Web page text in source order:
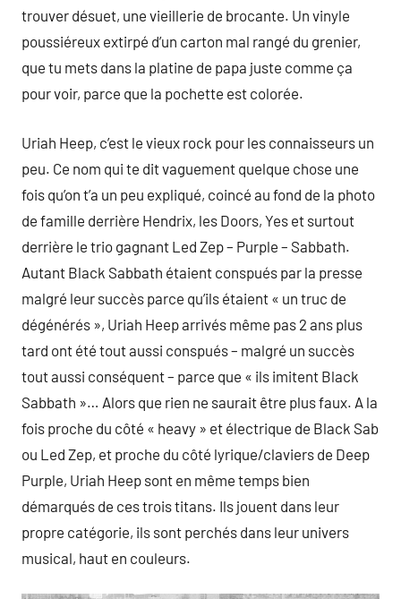
trouver désuet, une vieillerie de brocante. Un vinyle
poussiéreux extirpé d’un carton mal rangé du grenier,
que tu mets dans la platine de papa juste comme ça
pour voir, parce que la pochette est colorée.
Uriah Heep, c’est le vieux rock pour les connaisseurs un
peu. Ce nom qui te dit vaguement quelque chose une
fois qu’on t’a un peu expliqué, coincé au fond de la photo
de famille derrière Hendrix, les Doors, Yes et surtout
derrière le trio gagnant Led Zep – Purple – Sabbath.
Autant Black Sabbath étaient conspués par la presse
malgré leur succès parce qu’ils étaient « un truc de
dégénérés », Uriah Heep arrivés même pas 2 ans plus
tard ont été tout aussi conspués – malgré un succès
tout aussi conséquent – parce que « ils imitent Black
Sabbath »… Alors que rien ne saurait être plus faux. A la
fois proche du côté « heavy » et électrique de Black Sab
ou Led Zep, et proche du côté lyrique/claviers de Deep
Purple, Uriah Heep sont en même temps bien
démarqués de ces trois titans. Ils jouent dans leur
propre catégorie, ils sont perchés dans leur univers
musical, haut en couleurs.